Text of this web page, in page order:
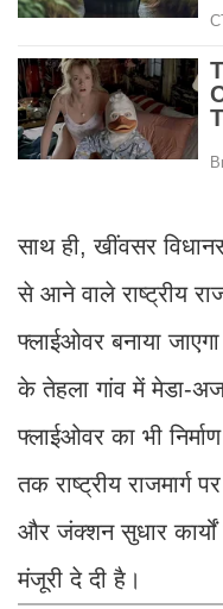
साथ ही, खींवसर
से आने वाले राष्ट्रीय
फ्लाईओवर बनाया
के तेहला गांव में मेडा-
फ्लाईओवर का भी
तक राष्ट्रीय राजमार्ग
और जंक्शन सुधार
मंजूरी दे दी है।